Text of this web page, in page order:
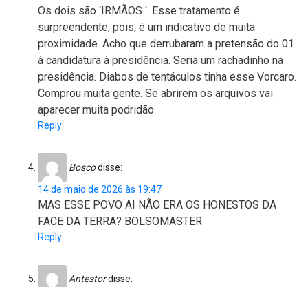
Os dois são ‘IRMÃOS ‘. Esse tratamento é
surpreendente, pois, é um indicativo de muita
proximidade. Acho que derrubaram a pretensão do 01
à candidatura à presidência. Seria um rachadinho na
presidência. Diabos de tentáculos tinha esse Vorcaro.
Comprou muita gente. Se abrirem os arquivos vai
aparecer muita podridão.
Reply
Boscodisse:
14 de maio de 2026 às 19:47
MAS ESSE POVO AI NÃO ERA OS HONESTOS DA
FACE DA TERRA? BOLSOMASTER
Reply
Antestordisse: